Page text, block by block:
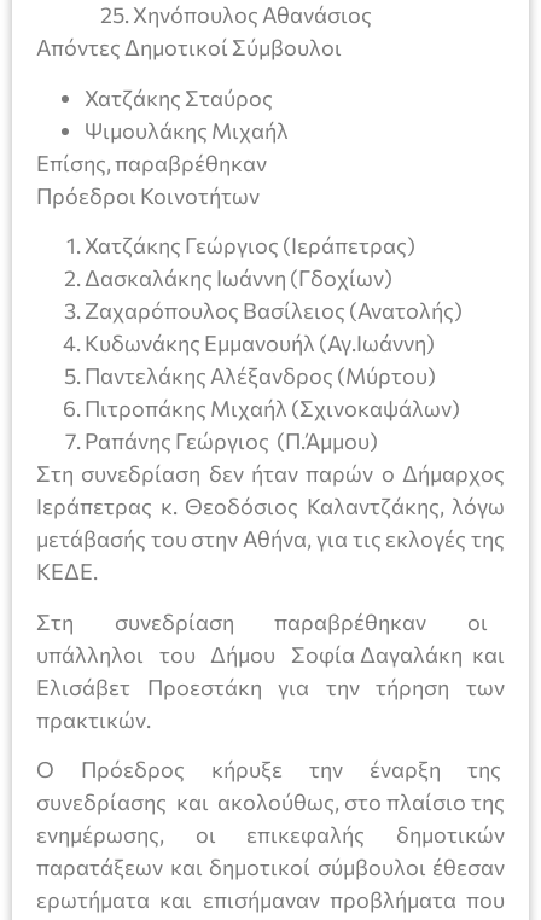
Χηνόπουλος Αθανάσιος
Απόντες Δημοτικοί Σύμβουλοι
Χατζάκης Σταύρος
Ψιμουλάκης Μιχαήλ
Επίσης, παραβρέθηκαν
Πρόεδροι Κοινοτήτων
Χατζάκης Γεώργιος (Ιεράπετρας)
Δασκαλάκης Ιωάννη (Γδοχίων)
Ζαχαρόπουλος Βασίλειος (Ανατολής)
Κυδωνάκης Εμμανουήλ (Αγ.Ιωάννη)
Παντελάκης Αλέξανδρος (Μύρτου)
Πιτροπάκης Μιχαήλ (Σχινοκαψάλων)
Ραπάνης Γεώργιος (Π.Άμμου)
Στη συνεδρίαση δεν ήταν παρών ο Δήμαρχος
Ιεράπετρας κ. Θεοδόσιος Καλαντζάκης, λόγω
μετάβασής του στην Αθήνα, για τις εκλογές της
ΚΕΔΕ.
Στη συνεδρίαση παραβρέθηκαν οι
υπάλληλοι του Δήμου Σοφία Δαγαλάκη και
Ελισάβετ Προεστάκη για την τήρηση των
πρακτικών.
Ο Πρόεδρος κήρυξε την έναρξη της
συνεδρίασης και ακολούθως, στο πλαίσιο της
ενημέρωσης, οι επικεφαλής δημοτικών
παρατάξεων και δημοτικοί σύμβουλοι έθεσαν
ερωτήματα και επισήμαναν προβλήματα που